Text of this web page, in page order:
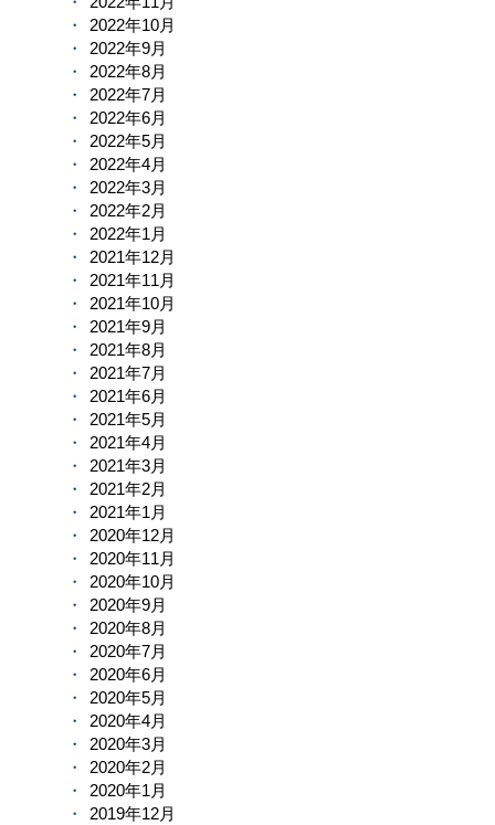
2022年10月
2022年9月
2022年8月
2022年7月
2022年6月
2022年5月
2022年4月
2022年3月
2022年2月
2022年1月
2021年12月
2021年11月
2021年10月
2021年9月
2021年8月
2021年7月
2021年6月
2021年5月
2021年4月
2021年3月
2021年2月
2021年1月
2020年12月
2020年11月
2020年10月
2020年9月
2020年8月
2020年7月
2020年6月
2020年5月
2020年4月
2020年3月
2020年2月
2020年1月
2019年12月